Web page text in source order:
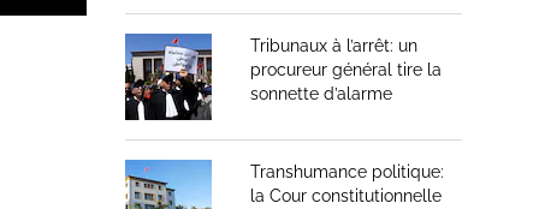
Tribunaux à l’arrêt: un
procureur général tire la
sonnette d’alarme
Transhumance politique:
la Cour constitutionnelle